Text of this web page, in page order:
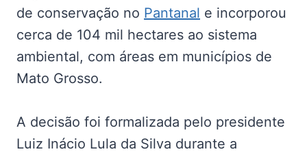
de conservação no Pantanal e incorporou
cerca de 104 mil hectares ao sistema
ambiental, com áreas em municípios de
Mato Grosso.
A decisão foi formalizada pelo presidente
Luiz Inácio Lula da Silva durante a